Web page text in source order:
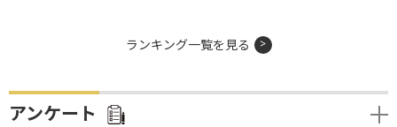
ランキング一覧を見る
アンケート